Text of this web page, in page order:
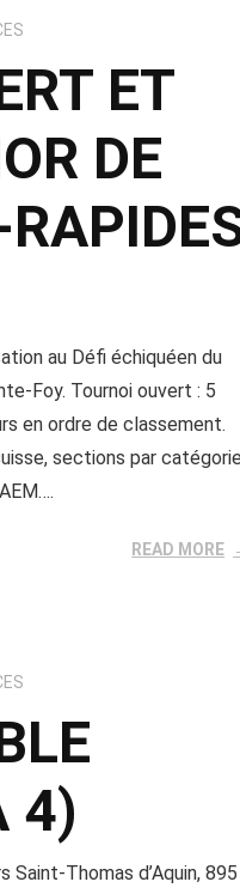
ET
DE
au Défi échiquéen du
Foy. Tournoi ouvert : 5
en ordre de classement.
sections par
READ MORE
4)
Saint-Thomas d’Aquin, 895